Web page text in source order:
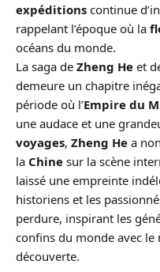
expéditions continue
rappelant l’époque où la
océans du monde.
La saga de Zheng He et
demeure un chapitre
période où l’Empire du
une audace et une
voyages, Zheng He a
la Chine sur la scène
laissé une empreinte
historiens et les
perdure, inspirant les
confins du monde avec le
découverte.